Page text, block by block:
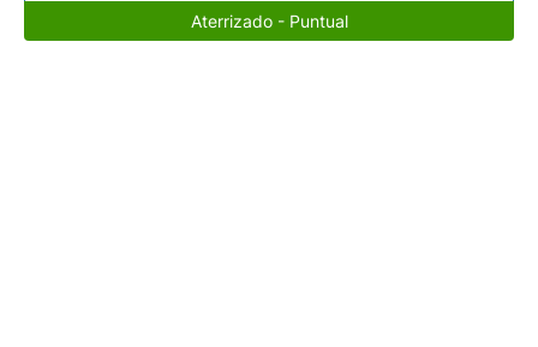
Aterrizado - Puntual